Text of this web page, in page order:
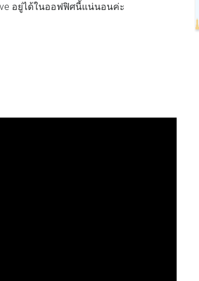
อยู่ได้ในออฟฟิศนี้แน่นอนค่ะ